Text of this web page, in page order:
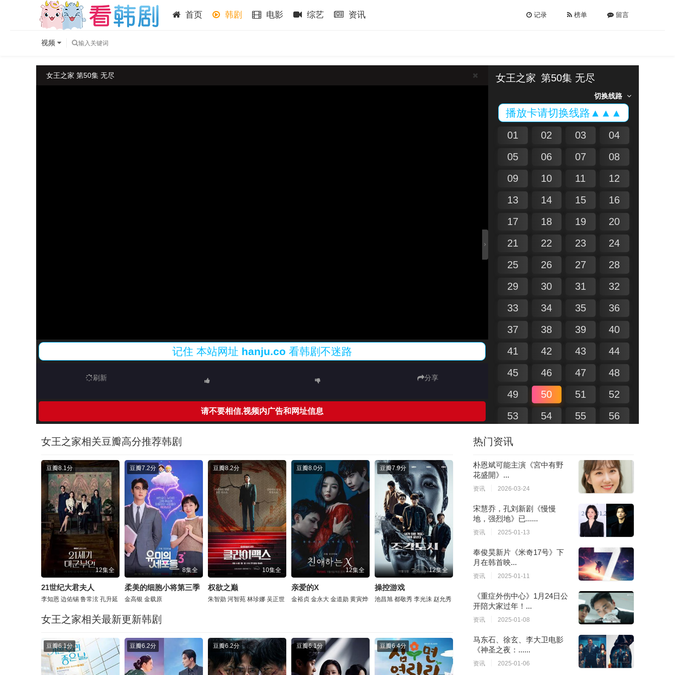
首页 韩剧 电影 综艺 资讯 记录 榜单 留言
视频
女王之家 第50集 无尽
记住 本站网址 hanju.co 看韩剧不迷路
刷新 分享
请不要相信,视频内广告和网址信息
女王之家 第50集 无尽
切换线路
播放卡请切换线路▲▲▲
01 02 03
04
05
06 07
08
09
10 11
12
13
14 15
16
17
18 19
20
21
22 23
24
25
26 27
28
29
30 31
32
33
34 35
36
37
38 39
40
41
42 43
44
45
46 47
48
49
50 51
52
53
54 55
56
57
61
62 63
64
65
67
68
69
72
73
75
76
79
80
81
83
84
87
88
89
91
92
97
99 100
女王之家相关豆瓣高分推荐韩剧
豆瓣8.1分
12集全
21世纪大君夫人
李知恩 边佑锡 鲁常泫 孔升延
豆瓣7.2分
8集全
柔美的细胞小将第三季
金高银 金载原
豆瓣8.2分
10集全
权欲之巅
朱智勋 河智苑 林珍娜 吴正世
豆瓣8.0分
12集全
亲爱的X
金裕贞 金永大 金道勋 黄寅烨
豆瓣7.9分
12集全
操控游戏
池昌旭 都敬秀 李光洙 赵允秀
女王之家相关最新更新韩剧
豆瓣6.1分 豆瓣6.2分 豆瓣6.2分 豆瓣6.1分 豆瓣6.4分
热门资讯
朴恩斌可能主演《宮中有野
花盛開》...
资讯 2026-03-24
宋慧乔，孔刘新剧《慢慢
地，强烈地》已......
资讯 2025-01-13
奉俊昊新片《米奇17号》下
月在韩首映...
资讯 2025-01-11
《重症外伤中心》1月24日公
开陪大家过年！...
资讯 2025-01-08
马东石、徐玄、李大卫电影
《神圣之夜：......
资讯 2025-01-06